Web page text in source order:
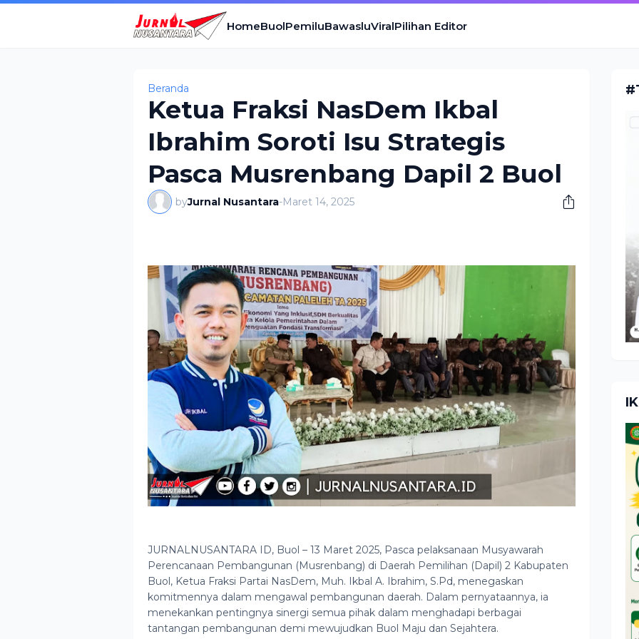
HomeBuolPemiluBawasluViralPilihan Editor
Beranda
Ketua Fraksi NasDem Ikbal
Ibrahim Soroti Isu Strategis
Pasca Musrenbang Dapil 2 Buol
byJurnal Nusantara-Maret 14, 2025
JURNALNUSANTARA ID, Buol – 13 Maret 2025, Pasca pelaksanaan Musyawarah
Perencanaan Pembangunan (Musrenbang) di Daerah Pemilihan (Dapil) 2 Kabupaten
Buol, Ketua Fraksi Partai NasDem, Muh. Ikbal A. Ibrahim, S.Pd, menegaskan
komitmennya dalam mengawal pembangunan daerah. Dalam pernyataannya, ia
menekankan pentingnya sinergi semua pihak dalam menghadapi berbagai
tantangan pembangunan demi mewujudkan Buol Maju dan Sejahtera.